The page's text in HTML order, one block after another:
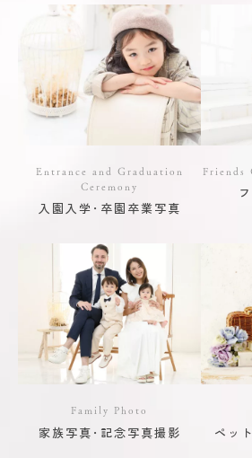
Entrance and Graduation
Ceremony
入園入学･卒園卒業写真
Friends
Family Photo
家族写真･記念写真撮影 ペッ